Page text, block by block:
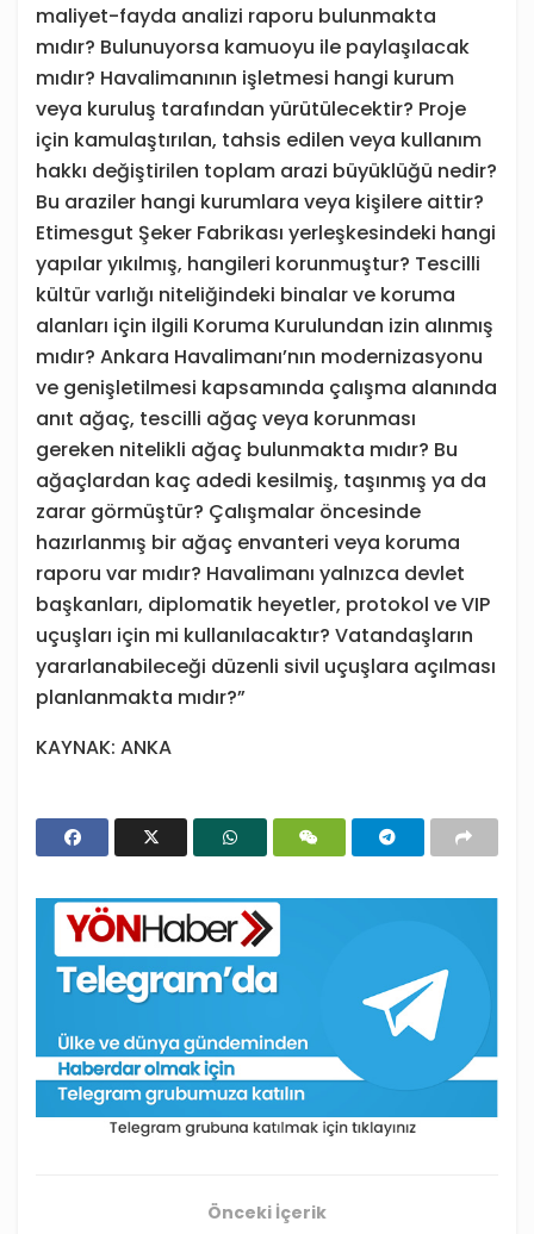
maliyet-fayda analizi raporu bulunmakta
mıdır? Bulunuyorsa kamuoyu ile paylaşılacak
mıdır? Havalimanının işletmesi hangi kurum
veya kuruluş tarafından yürütülecektir? Proje
için kamulaştırılan, tahsis edilen veya kullanım
hakkı değiştirilen toplam arazi büyüklüğü nedir?
Bu araziler hangi kurumlara veya kişilere aittir?
Etimesgut Şeker Fabrikası yerleşkesindeki hangi
yapılar yıkılmış, hangileri korunmuştur? Tescilli
kültür varlığı niteliğindeki binalar ve koruma
alanları için ilgili Koruma Kurulundan izin alınmış
mıdır? Ankara Havalimanı’nın modernizasyonu
ve genişletilmesi kapsamında çalışma alanında
anıt ağaç, tescilli ağaç veya korunması
gereken nitelikli ağaç bulunmakta mıdır? Bu
ağaçlardan kaç adedi kesilmiş, taşınmış ya da
zarar görmüştür? Çalışmalar öncesinde
hazırlanmış bir ağaç envanteri veya koruma
raporu var mıdır? Havalimanı yalnızca devlet
başkanları, diplomatik heyetler, protokol ve VIP
uçuşları için mi kullanılacaktır? Vatandaşların
yararlanabileceği düzenli sivil uçuşlara açılması
planlanmakta mıdır?”
KAYNAK: ANKA
Önceki İçerik